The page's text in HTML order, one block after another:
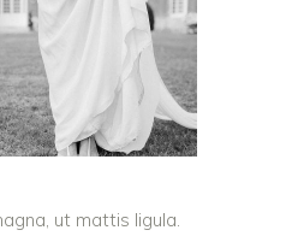
ut mattis ligula.